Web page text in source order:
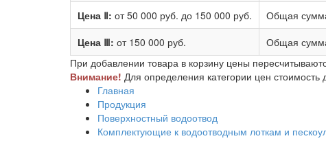
Цена Ⅱ: от 50 000 руб. до 150 000 руб. Общая
Цена Ⅲ: от 150 000 руб. Общая
При добавлении товара в корзину цены
Внимание! Для определения категории цен стоимость
Главная
Продукция
Поверхностный водоотвод
Комплектующие к водоотводным лоткам и